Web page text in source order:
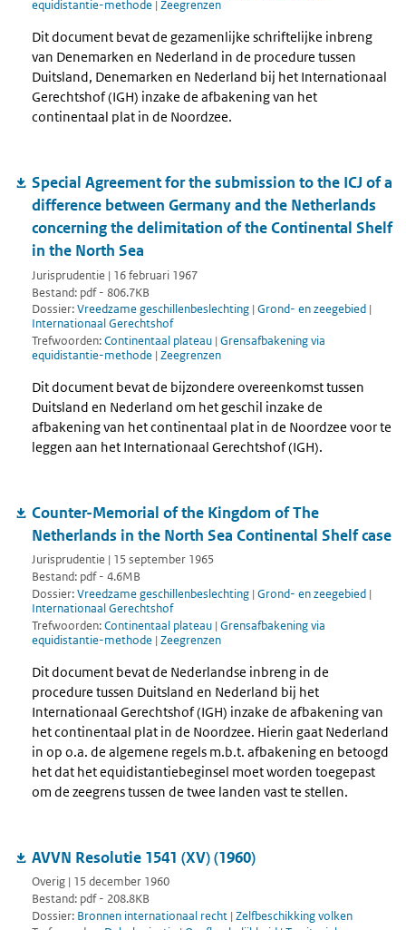
equidistantie-methode | Zeegrenzen
Dit document bevat de gezamenlijke schriftelijke inbreng
van Denemarken en Nederland in de procedure tussen
Duitsland, Denemarken en Nederland bij het Internationaal
Gerechtshof (IGH) inzake de afbakening van het
continentaal plat in de Noordzee.
Special Agreement for the submission to the ICJ of a
difference between Germany and the Netherlands
concerning the delimitation of the Continental Shelf
in the North Sea
Jurisprudentie | 16 februari 1967
Bestand: pdf - 806.7KB
Dossier:Vreedzame geschillenbeslechting | Grond- en zeegebied |
Internationaal Gerechtshof
Trefwoorden:Continentaal plateau | Grensafbakening via
equidistantie-methode | Zeegrenzen
Dit document bevat de bijzondere overeenkomst tussen
Duitsland en Nederland om het geschil inzake de
afbakening van het continentaal plat in de Noordzee voor te
leggen aan het Internationaal Gerechtshof (IGH).
Counter-Memorial of the Kingdom of The
Netherlands in the North Sea Continental Shelf case
Jurisprudentie | 15 september 1965
Bestand: pdf - 4.6MB
Dossier:Vreedzame geschillenbeslechting | Grond- en zeegebied |
Internationaal Gerechtshof
Trefwoorden:Continentaal plateau | Grensafbakening via
equidistantie-methode | Zeegrenzen
Dit document bevat de Nederlandse inbreng in de
procedure tussen Duitsland en Nederland bij het
Internationaal Gerechtshof (IGH) inzake de afbakening van
het continentaal plat in de Noordzee. Hierin gaat Nederland
in op o.a. de algemene regels m.b.t. afbakening en betoogd
het dat het equidistantiebeginsel moet worden toegepast
om de zeegrens tussen de twee landen vast te stellen.
AVVN Resolutie 1541 (XV) (1960)
Overig | 15 december 1960
Bestand: pdf - 208.8KB
Dossier: Bronnen internationaal recht | Zelfbeschikking volken